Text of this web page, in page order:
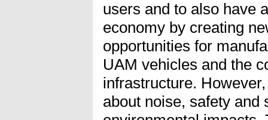
users and to also have
economy by creating
opportunities for
UAM vehicles and the
infrastructure.
about noise, safety and